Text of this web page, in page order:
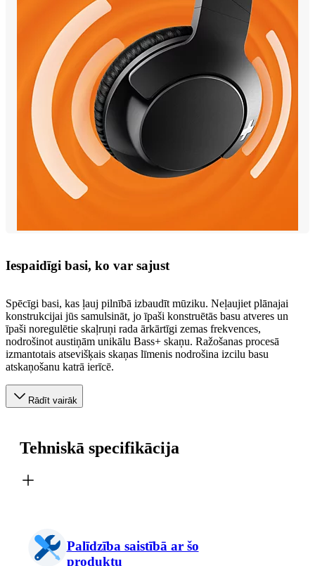
Iespaidīgi basi, ko var sajust
Spēcīgi basi, kas ļauj pilnībā izbaudīt mūziku. Neļaujiet plānajai
konstrukcijai jūs samulsināt, jo īpaši konstruētās basu atveres un
īpaši noregulētie skaļruņi rada ārkārtīgi zemas frekvences,
nodrošinot austiņām unikālu Bass+ skaņu. Ražošanas procesā
izmantotais atsevišķais skaņas līmenis nodrošina izcilu basu
atskaņošanu katrā ierīcē.
Rādīt vairāk
Tehniskā specifikācija
Palīdzība saistībā ar šo
produktu